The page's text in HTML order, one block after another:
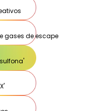
gases de escape